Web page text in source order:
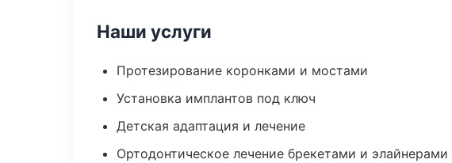
Наши услуги
Протезирование коронками и мостами
Установка имплантов под ключ
Детская адаптация и лечение
Ортодонтическое лечение брекетами и элайнерами